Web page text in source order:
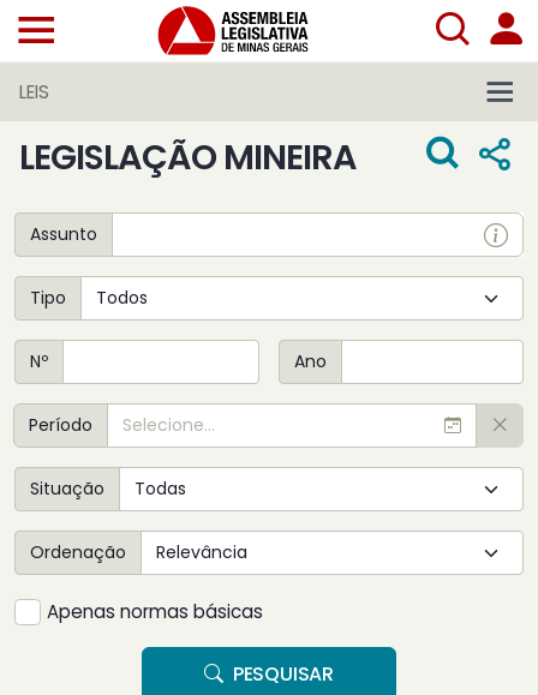
LEIS
LEGISLAÇÃO MINEIRA
Assunto
Tipo
Nº Ano
Período
Situação
Ordenação
Apenas normas básicas
PESQUISAR